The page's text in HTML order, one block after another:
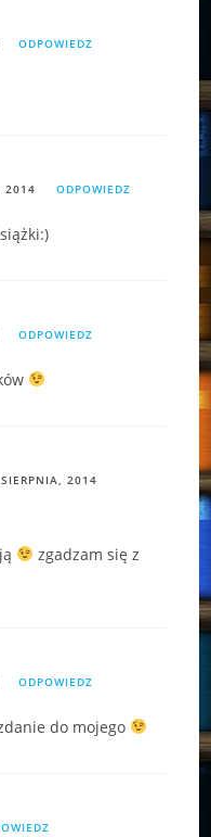
ODPOWIEDZ
2014 ODPOWIEDZ
ODPOWIEDZ
2014
zgadzam się z
ODPOWIEDZ
do mojego